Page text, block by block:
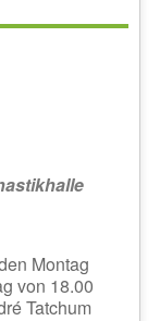
Montag
von 18.00
Tatchum